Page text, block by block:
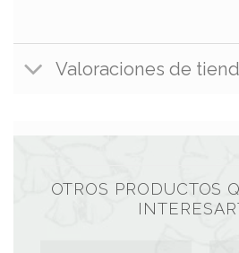
Valoraciones de
OTROS PRODUCTOS